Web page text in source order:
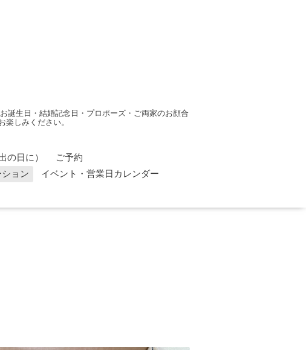
誕生日・結婚記念日・プロポーズ・ご両家のお顔合
しみください。
の日に）
ご予約
ョン
イベント・営業日カレンダー